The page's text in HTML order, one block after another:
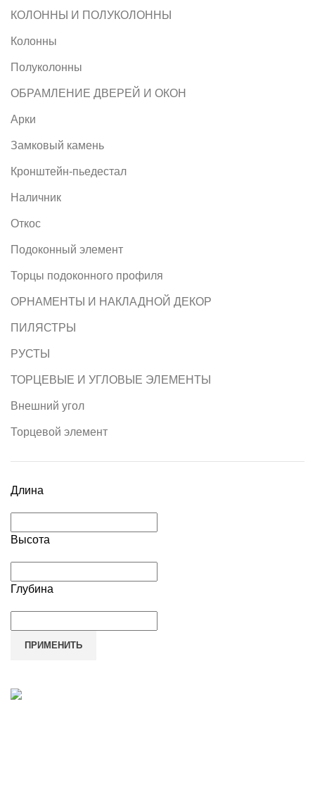
КОЛОННЫ И ПОЛУКОЛОННЫ
Колонны
Полуколонны
ОБРАМЛЕНИЕ ДВЕРЕЙ И ОКОН
Арки
Замковый камень
Кронштейн-пьедестал
Наличник
Откос
Подоконный элемент
Торцы подоконного профиля
ОРНАМЕНТЫ И НАКЛАДНОЙ ДЕКОР
ПИЛЯСТРЫ
РУСТЫ
ТОРЦЕВЫЕ И УГЛОВЫЕ ЭЛЕМЕНТЫ
Внешний угол
Торцевой элемент
Длина
Высота
Глубина
ПРИМЕНИТЬ